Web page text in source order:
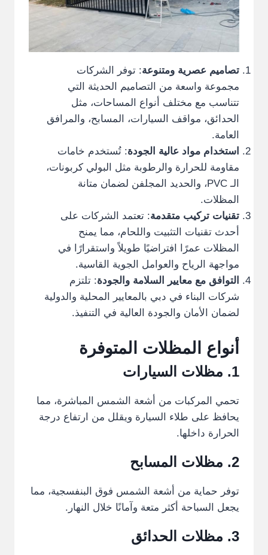
تصاميم عصرية ومتنوعة: توفر الشركات
مجموعة واسعة من التصاميم الحديثة التي
تتناسب مع مختلف أنواع المساحات، مثل
الحدائق، مواقف السيارات، المسابح، والمرافق
العامة.
استخدام مواد عالية الجودة: تُستخدم خامات
مقاومة للحرارة والرطوبة مثل البولي كربونات،
الـ PVC، والحديد المجلفن لضمان متانة
المظلات.
تقنيات تركيب متقدمة: تعتمد الشركات على
أحدث تقنيات التثبيت واللحام، مما يمنح
المظلات عمرًا افتراضيًا طويلاً واستقرارًا في
مواجهة الرياح والعوامل الجوية القاسية.
التوافق مع معايير السلامة والجودة: تلتزم
شركات البناء في دبي بالمعايير المحلية والدولية
لضمان الأمان والجودة العالية في التنفيذ.
أنواع المظلات المتوفرة
1. مظلات السيارات
تحمي المركبات من أشعة الشمس المباشرة، مما
يحافظ على طلاء السيارة ويقلل من ارتفاع درجة
الحرارة داخلها.
2. مظلات المسابح
توفر حماية من أشعة الشمس فوق البنفسجية، مما
يجعل السباحة أكثر متعة وآمانًا خلال النهار.
3. مظلات الحدائق